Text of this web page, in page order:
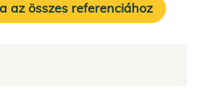
az összes referenciához